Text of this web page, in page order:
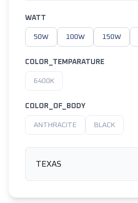
WATT
50W 100W 150W
COLOR_TEMPARATURE
6400K
COLOR_OF_BODY
ANTHRACITE BLACK
TEXAS